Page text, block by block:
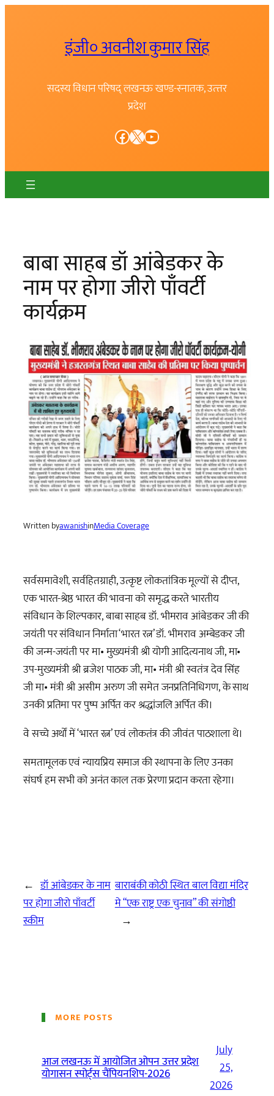
इंजी० अवनीश कुमार सिंह
सदस्य विधान परिषद् लखनऊ खण्ड-स्नातक, उत्त्तर
प्रदेश
Facebook X YouTube
बाबा साहब डॉ आंबेडकर के
नाम पर होगा जीरो पाँवर्टी
कार्यक्रम
Written byawanishinMedia Coverage
सर्वसमावेशी, सर्वहितग्राही, उत्कृष्ट लोकतांत्रिक मूल्यों से दीप्त,
एक भारत-श्रेष्ठ भारत की भावना को समृद्ध करते भारतीय
संविधान के शिल्पकार, बाबा साहब डॉ. भीमराव आंबेडकरजी की
जयंती पर संविधान निर्माता ‘भारत रत्न’ डॉ. भीमराव अम्बेडकर जी
की जन्म-जयंती पर मा• मुख्यमंत्री श्री योगी आदित्यनाथ जी, मा•
उप-मुख्यमंत्री श्री ब्रजेश पाठक जी, मा• मंत्री श्री स्वतंत्र देव सिंह
जी मा• मंत्री श्री असीम अरुण जी समेत जनप्रतिनिधिगण, के साथ
उनकी प्रतिमा पर पुष्प अर्पित कर श्रद्धांजलि अर्पित की।
वे सच्चे अर्थों में ‘भारत रत्न’ एवं लोकतंत्र की जीवंत पाठशाला थे।
समतामूलक एवं न्यायप्रिय समाज की स्थापना के लिए उनका
संघर्ष हम सभी को अनंत काल तक प्रेरणा प्रदान करता रहेगा।
← डॉ आंबेडकर के नाम
पर होगा जीरो पाँवर्टी
स्कीम
बाराबंकी कोठी स्थित बाल विद्या मंदिर
मे “एक राष्ट्र एक चुनाव” की संगोष्ठी
→
MORE POSTS
आज लखनऊ में आयोजित ओपन उत्तर प्रदेश
योगासन स्पोर्ट्स चैंपियनशिप-2026
July
25,
2026